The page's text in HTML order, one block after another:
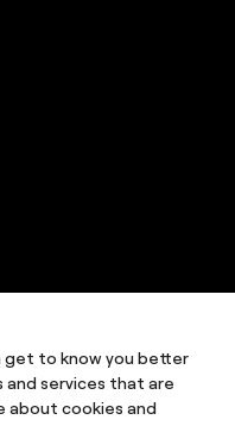
get to know you better
services that are
about cookies and
São Paulo - Sp, 01204-